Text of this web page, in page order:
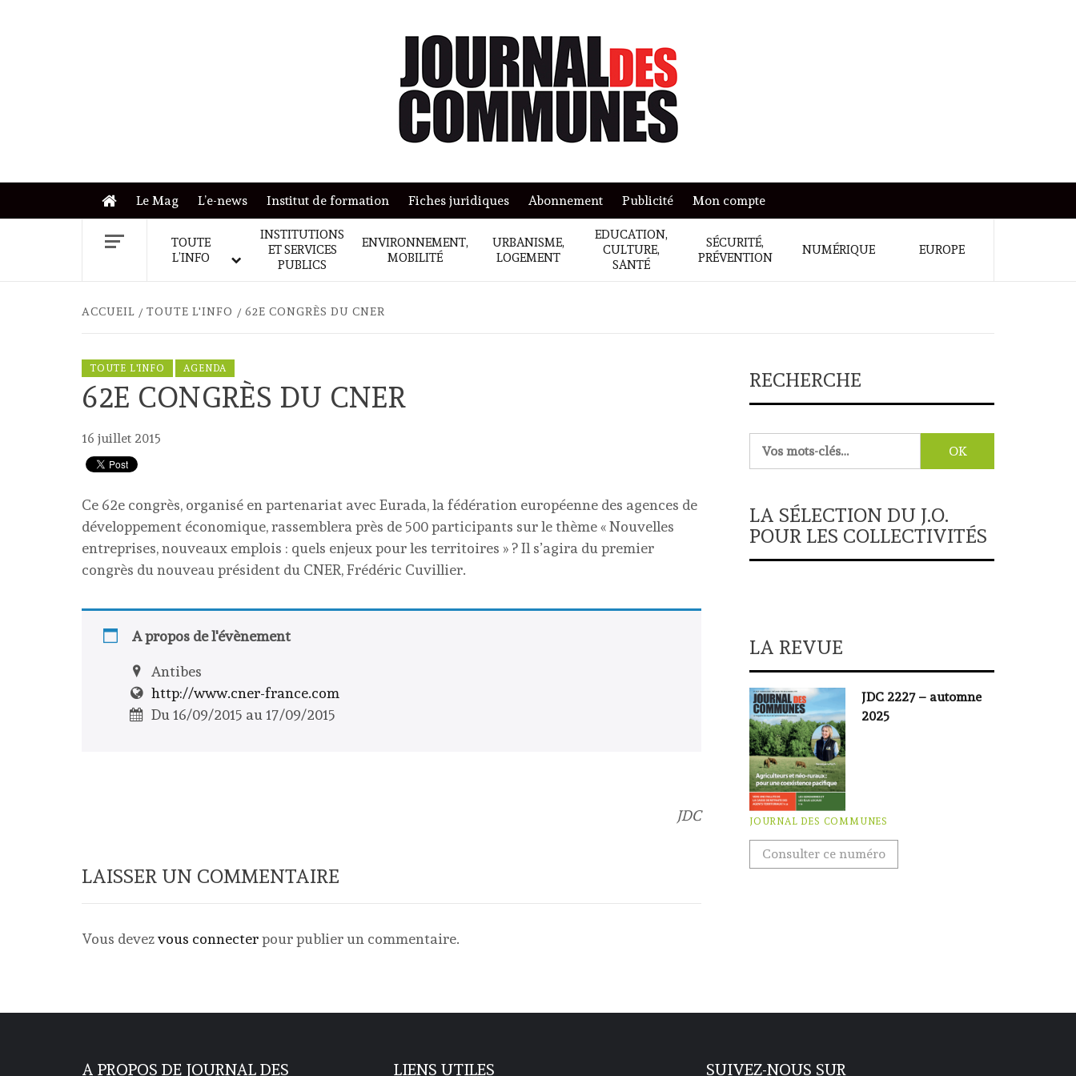
Le Mag L’e-news Institut de formation Fiches juridiques Abonnement Publicité Mon compte
TOUTE
L’INFO
INSTITUTIONS
ET SERVICES
PUBLICS
ENVIRONNEMENT,
MOBILITÉ
URBANISME,
LOGEMENT
EDUCATION,
CULTURE,
SANTÉ
SÉCURITÉ,
PRÉVENTION
NUMÉRIQUE EUROPE
ACCUEIL TOUTE L'INFO 62E CONGRÈS DU CNER
TOUTE L'INFO AGENDA
62E CONGRÈS DU CNER
16 juillet 2015
Ce 62e congrès, organisé en partenariat avec Eurada, la fédération européenne des agences de
développement économique, rassemblera près de 500 participants sur le thème « Nouvelles
entreprises, nouveaux emplois : quels enjeux pour les territoires » ? Il s’agira du premier
congrès du nouveau président du CNER, Frédéric Cuvillier.
A propos de l'évènement
Antibes
http://www.cner-france.com
Du 16/09/2015 au 17/09/2015
JDC
LAISSER UN COMMENTAIRE
Vous devezvous connecterpour publier un commentaire.
RECHERCHE
LA SÉLECTION DU J.O.
POUR LES COLLECTIVITÉS
LA REVUE
JDC 2227 – automne
2025
JOURNAL DES COMMUNES
Consulter ce numéro
A PROPOS DE JOURNAL DES LIENS UTILES SUIVEZ-NOUS SUR